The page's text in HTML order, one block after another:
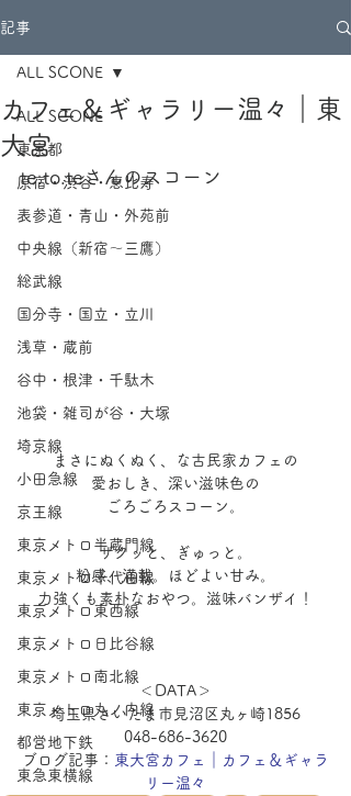
記事
ALL SCONE
東京都
原宿・渋谷・恵比寿
表参道・青山・外苑前
中央線（新宿～三鷹）
総武線
国分寺・国立・立川
浅草・蔵前
谷中・根津・千駄木
池袋・雑司が谷・大塚
埼京線
小田急線
京王線
東京メトロ半蔵門線
東京メトロ千代田線
東京メトロ東西線
東京メトロ日比谷線
東京メトロ南北線
東京メトロ丸ノ内線
都営地下鉄
東急東横線
ALL SCONE
カフェ＆ギャラリー温々｜東
大宮
te.to.teさんのスコーン
まさにぬくぬく、な古民家カフェの
愛おしき、深い滋味色の
ごろごろスコーン。
ザクッと、ぎゅっと。
粉感、満載。ほどよい甘み。
力強くも素朴なおやつ。滋味バンザイ！
＜DATA＞
埼玉県さいたま市見沼区丸ヶ崎1856
048-686-3620
ブログ記事： 東大宮カフェ｜カフェ＆ギャラ
リー温々